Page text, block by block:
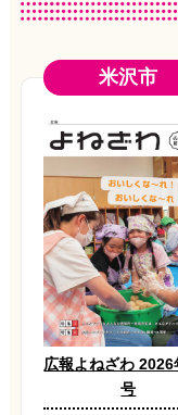
米沢市
広報よねざわ 2026
号